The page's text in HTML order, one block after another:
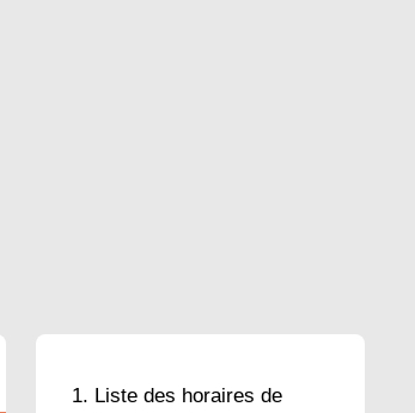
Liste des horaires de